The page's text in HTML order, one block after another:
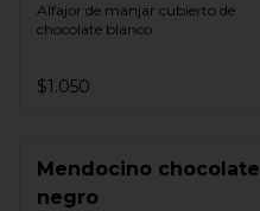
Alfajor de manjar cubierto de
chocolate blanco
$1.050
Mendocino chocolate
negro